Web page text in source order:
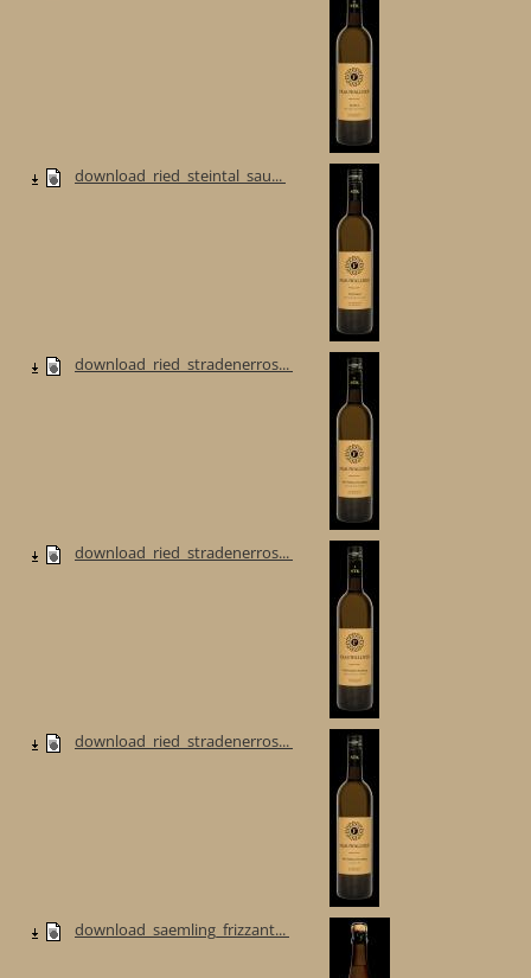
download_ried_steintal_sau...
download_ried_stradenerros...
download_ried_stradenerros...
download_ried_stradenerros...
download_saemling_frizzant...